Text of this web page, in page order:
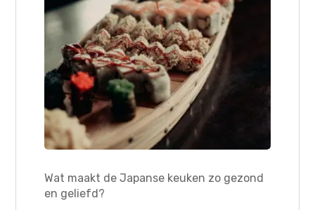
Wat maakt de Japanse keuken zo gezond
en geliefd?